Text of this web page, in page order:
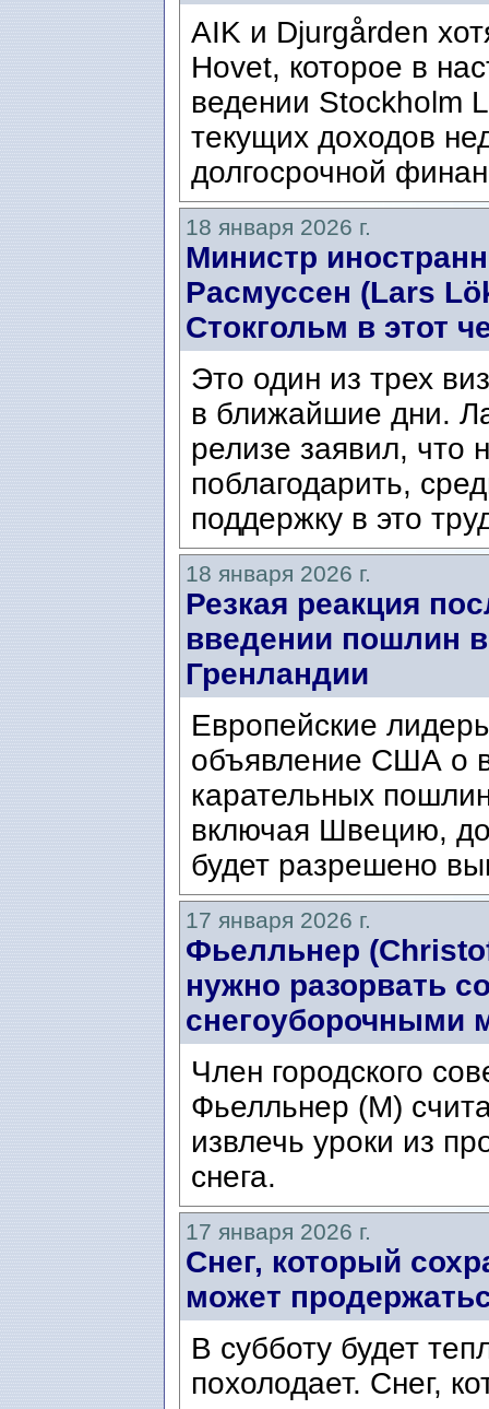
AIK и Djurgården
Hovet, которое в
ведении Stockholm
текущих доходов
долгосрочной
18 января 2026 г.
Министр
Расмуссен (Lars
Стокгольм в этот
Это один из трех
в ближайшие дни.
релизе заявил, что
поблагодарить,
поддержку в это
18 января 2026 г.
Резкая реакция
введении пошлин
Гренландии
Европейские
объявление США о
карательных
включая Швецию, до
будет разрешено
17 января 2026 г.
Фьелльнер
нужно разорвать
снегоуборочными
Член городского
Фьелльнер (М)
извлечь уроки из
снега.
17 января 2026 г.
Снег, который
может
В субботу будет
похолодает. Снег,